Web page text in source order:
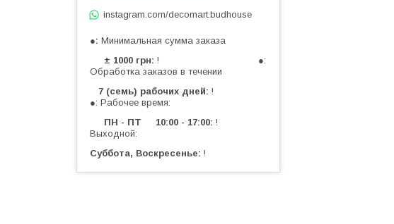
instagram.com/decomart.budhouse
● Минимальная сумма заказа
± 1000 грн ! ●:
Обработка заказов в течении
7 (семь) рабочих дней !
●: Рабочее время:
ПН - ПТ 10:00 - 17:00 !
Выходной:
Суббота, Воскресенье !